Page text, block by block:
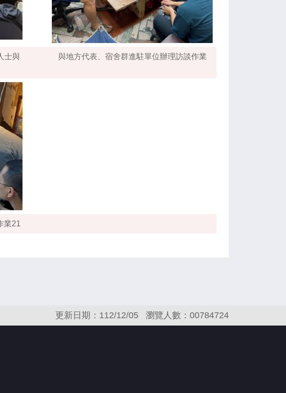
士與
與地方代表、宿舍群進駐單位辦理訪談作業
業21
瀏覽人數：00784724
更新日期：112/12/05